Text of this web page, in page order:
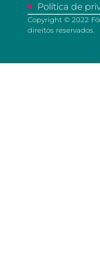
Política de
Copyright © 2022
direitos reservados.